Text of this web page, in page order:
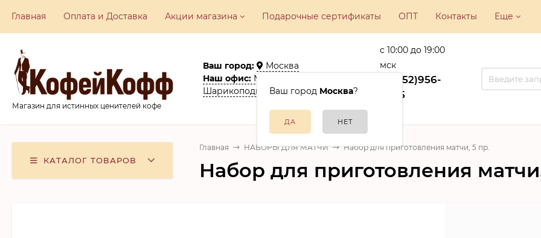
Главная Оплата и Доставка Акции​ магазина Подарочные сертификаты ОПТ Контакты Еще
Магазин для истинных ценителей кофе
Ваш город: Москва
Ваш город Москва?
Наш офис: Москва, ул.
Шарикоподшипниковская, 22
с 10:00 до 19:00
мск
+7(952)956-
15-35
КАТАЛОГ ТОВАРОВ
Главная НАБОРЫ ДЛЯ МАТЧИ Набор для приготовления матчи, 5 пр.
Набор для приготовления